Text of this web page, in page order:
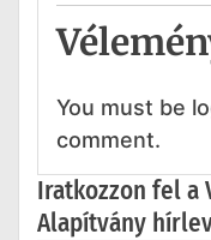
You must be
comment.
Iratkozzon fel a
Alapítvány